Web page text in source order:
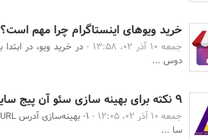
خرید ویوهای اینستاگرام چرا مهم است؟
جمعه 10 آذر 02، 13:58 -
دوس ...
9 نکته برای بهینه سازی سئو آن پیج سایت
جمعه 10 آذر 02، 12:05 -
سا ...